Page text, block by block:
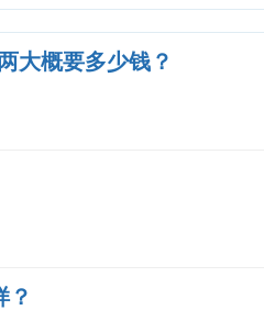
大概要多少钱？
？